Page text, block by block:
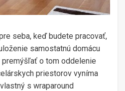
seba, keď budete pracovať,
samostatnú domácu
o tom oddelenie
priestorov vyníma
s wraparound